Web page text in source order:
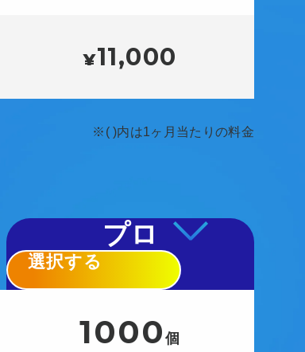
¥11,000
※( )内は1ヶ月当たりの料金
プロ
選択する
1000個